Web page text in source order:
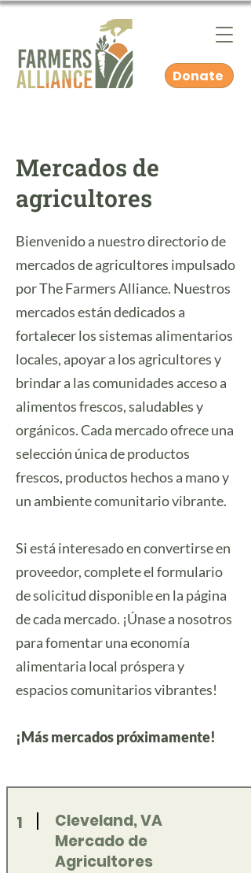
Donate
Mercados de
agricultores
Bienvenido a nuestro directorio de
mercados de agricultores impulsado
por The Farmers Alliance. Nuestros
mercados están dedicados a
fortalecer los sistemas alimentarios
locales, apoyar a los agricultores y
brindar a las comunidades acceso a
alimentos frescos, saludables y
orgánicos. Cada mercado ofrece una
selección única de productos
frescos, productos hechos a mano y
un ambiente comunitario vibrante.
Si está interesado en convertirse en
proveedor, complete el formulario
de solicitud disponible en la página
de cada mercado. ¡Únase a nosotros
para fomentar una economía
alimentaria local próspera y
espacios comunitarios vibrantes!
¡Más mercados próximamente!
1
Cleveland, VA
Mercado de
Agricultores